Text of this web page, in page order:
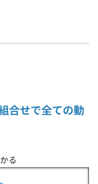
合せで全ての動
る